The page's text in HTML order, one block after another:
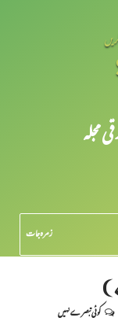
مجلہ
زمرہ جات
کوئی تبصرے نہیں